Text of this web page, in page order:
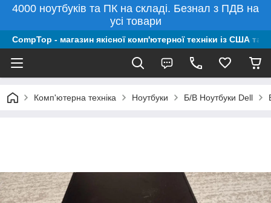
4000 ноутбуків та ПК на складі. Безнал з ПДВ на
усі товари
CompTop - магазин якісної комп'ютерної техніки із США та
Комп'ютерна техніка Ноутбуки Б/В Ноутбуки Dell